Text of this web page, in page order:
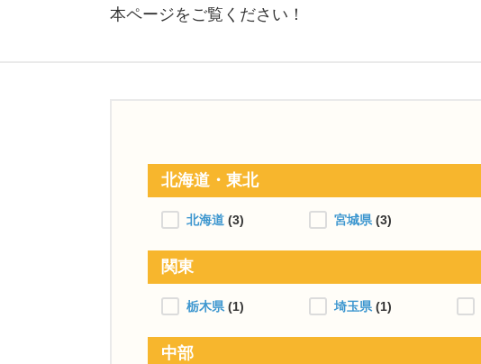
本ページをご覧ください！
北海道・東北
北海道 (3) 宮城県 (3)
関東
栃木県 (1) 埼玉県 (1)
中部